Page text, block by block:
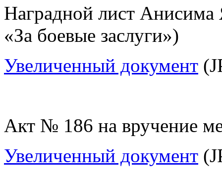
Наградной лист Анисима
«За боевые заслуги»)
Увеличенный документ
Акт № 186 на вручение
Увеличенный документ